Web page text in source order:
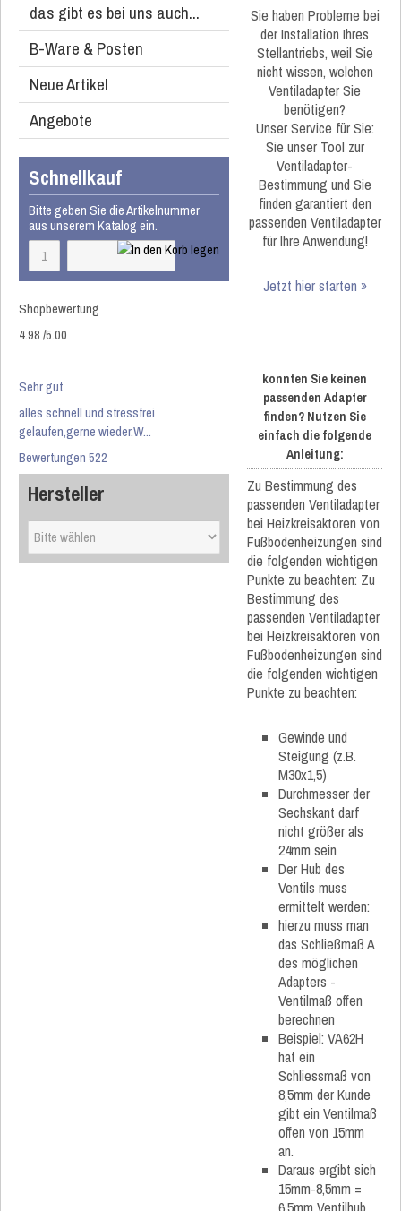
das gibt es bei uns auch...
B-Ware & Posten
Neue Artikel
Angebote
Schnellkauf
Bitte geben Sie die Artikelnummer
aus unserem Katalog ein.
Shopbewertung
4.98/5.00
Sehr gut
alles schnell und stressfrei
gelaufen,gerne wieder.W...
Bewertungen 522
Hersteller
Sie haben Probleme bei
der Installation Ihres
Stellantriebs, weil Sie
nicht wissen, welchen
Ventiladapter Sie
benötigen?
Unser Service für Sie:
Sie unser Tool zur
Ventiladapter-
Bestimmung und Sie
finden garantiert den
passenden Ventiladapter
für Ihre Anwendung!
Jetzt hier starten »
konnten Sie keinen
passenden Adapter
finden? Nutzen Sie
einfach die folgende
Anleitung:
Zu Bestimmung des
passenden Ventiladapter
bei Heizkreisaktoren von
Fußbodenheizungen sind
die folgenden wichtigen
Punkte zu beachten: Zu
Bestimmung des
passenden Ventiladapter
bei Heizkreisaktoren von
Fußbodenheizungen sind
die folgenden wichtigen
Punkte zu beachten:
Gewinde und
Steigung (z.B.
M30x1,5)
Durchmesser der
Sechskant darf
nicht größer als
24mm sein
Der Hub des
Ventils muss
ermittelt werden:
hierzu muss man
das Schließmaß A
des möglichen
Adapters -
Ventilmaß offen
berechnen
Beispiel: VA62H
hat ein
Schliessmaß von
8,5mm der Kunde
gibt ein Ventilmaß
offen von 15mm
an.
Daraus ergibt sich
15mm-8,5mm =